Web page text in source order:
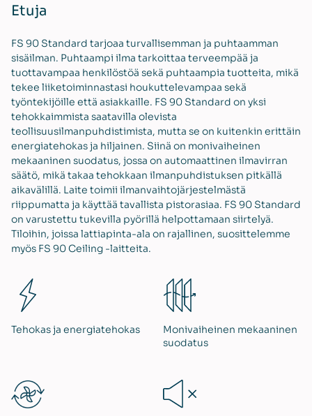
Etuja
FS 90 Standard tarjoaa turvallisemman ja puhtaamman
sisäilman. Puhtaampi ilma tarkoittaa terveempää ja
tuottavampaa henkilöstöä sekä puhtaampia tuotteita, mikä
tekee liiketoiminnastasi houkuttelevampaa sekä
työntekijöille että asiakkaille. FS 90 Standard on yksi
tehokkaimmista saatavilla olevista
teollisuusilmanpuhdistimista, mutta se on kuitenkin erittäin
energiatehokas ja hiljainen. Siinä on monivaiheinen
mekaaninen suodatus, jossa on automaattinen ilmavirran
säätö, mikä takaa tehokkaan ilmanpuhdistuksen pitkällä
aikavälillä. Laite toimii ilmanvaihtojärjestelmästä
riippumatta ja käyttää tavallista pistorasiaa. FS 90 Standard
on varustettu tukevilla pyörillä helpottamaan siirtelyä.
Tiloihin, joissa lattiapinta-ala on rajallinen, suosittelemme
myös FS 90 Ceiling -laitteita.
Tehokas ja energiatehokas
Monivaiheinen mekaaninen
suodatus